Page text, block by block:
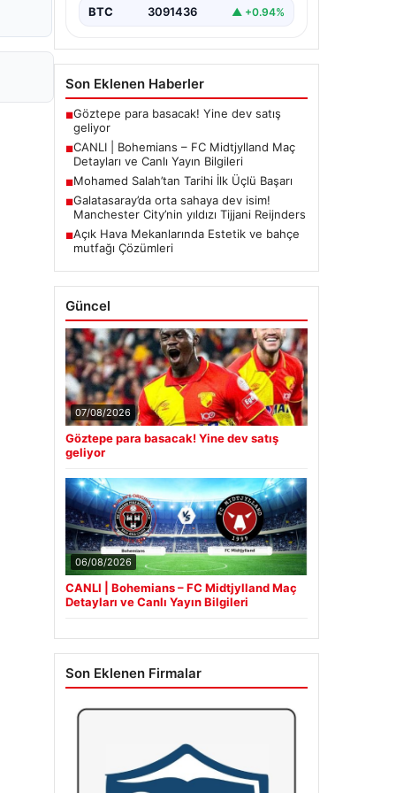
BTC 3091436 ▲ +0.94%
Son Eklenen Haberler
■Göztepe para basacak! Yine dev satış
geliyor
■CANLI | Bohemians – FC Midtjylland Maç
Detayları ve Canlı Yayın Bilgileri
■Mohamed Salah’tan Tarihi İlk Üçlü Başarı
■Galatasaray’da orta sahaya dev isim!
Manchester City’nin yıldızı Tijjani Reijnders
■Açık Hava Mekanlarında Estetik ve bahçe
mutfağı Çözümleri
Güncel
07/08/2026
Göztepe para basacak! Yine dev satış
geliyor
06/08/2026
CANLI | Bohemians – FC Midtjylland Maç
Detayları ve Canlı Yayın Bilgileri
Son Eklenen Firmalar